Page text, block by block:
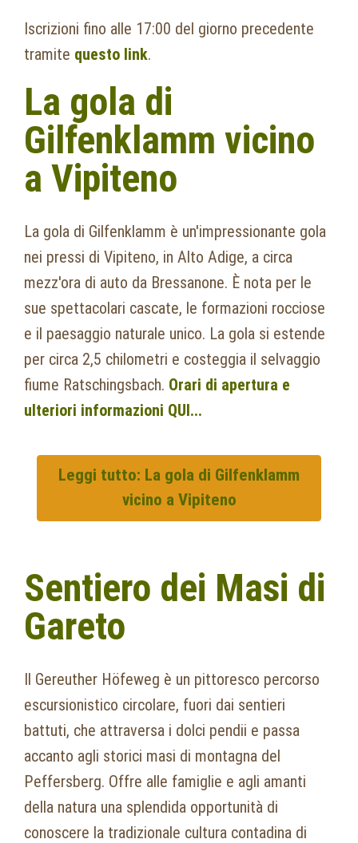
Iscrizioni fino alle 17:00 del giorno precedente
tramite questo link.
La gola di
Gilfenklamm vicino
a Vipiteno
La gola di Gilfenklamm è un'impressionante gola
nei pressi di Vipiteno, in Alto Adige, a circa
mezz'ora di auto da Bressanone. È nota per le
sue spettacolari cascate, le formazioni rocciose
e il paesaggio naturale unico. La gola si estende
per circa 2,5 chilometri e costeggia il selvaggio
fiume Ratschingsbach. Orari di apertura e
ulteriori informazioni QUI...
Leggi tutto: La gola di Gilfenklamm
vicino a Vipiteno
Sentiero dei Masi di
Gareto
Il Gereuther Höfeweg è un pittoresco percorso
escursionistico circolare, fuori dai sentieri
battuti, che attraversa i dolci pendii e passa
accanto agli storici masi di montagna del
Peffersberg. Offre alle famiglie e agli amanti
della natura una splendida opportunità di
conoscere la tradizionale cultura contadina di